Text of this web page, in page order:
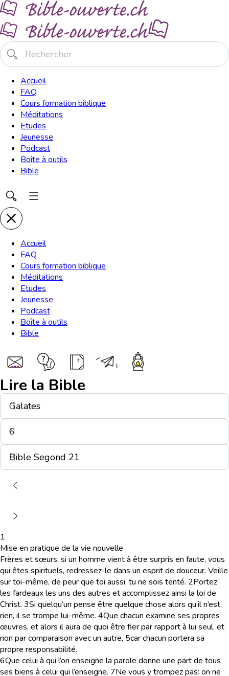
Accueil
FAQ
Cours formation biblique
Méditations
Etudes
Jeunesse
Podcast
Boîte à outils
Bible
Accueil
FAQ
Cours formation biblique
Méditations
Etudes
Jeunesse
Podcast
Boîte à outils
Bible
Lire la Bible
1
Mise en pratique de la vie nouvelle
Frères et sœurs, si un homme vient à être surpris en faute, vous
qui êtes spirituels, redressez-le dans un esprit de douceur. Veille
sur toi-même, de peur que toi aussi, tu ne sois tenté. 2Portez
les fardeaux les uns des autres et accomplissez ainsi la loi de
Christ. 3Si quelqu’un pense être quelque chose alors qu’il n’est
rien, il se trompe lui-même. 4Que chacun examine ses propres
œuvres, et alors il aura de quoi être fier par rapport à lui seul, et
non par comparaison avec un autre, 5car chacun portera sa
propre responsabilité.
6Que celui à qui l’on enseigne la parole donne une part de tous
ses biens à celui qui l’enseigne. 7Ne vous y trompez pas: on ne